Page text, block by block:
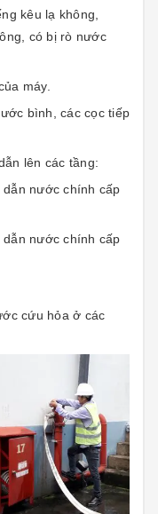
kêu lạ không,
có bị rò nước
máy.
bình, các cọc tiếp
lên các tầng:
nước chính cấp
nước chính cấp
cứu hỏa ở các